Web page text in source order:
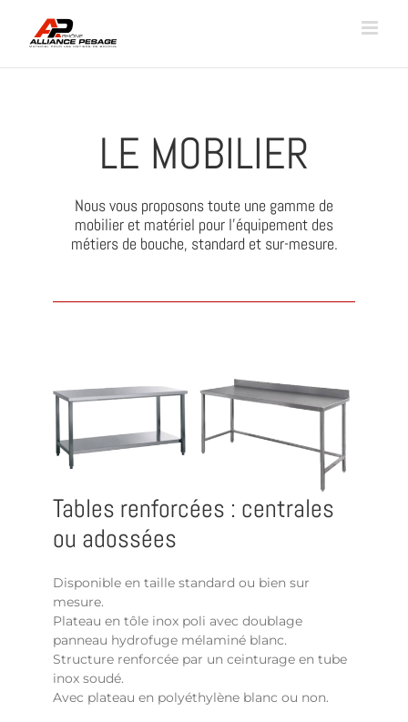
contenu
LE MOBILIER
Nous vous proposons toute une gamme de
mobilier et matériel pour l’équipement des
métiers de bouche, standard et sur-mesure.
Tables renforcées : centrales
ou adossées
Disponible en taille standard ou bien sur
mesure.
Plateau en tôle inox poli avec doublage
panneau hydrofuge mélaminé blanc.
Structure renforcée par un ceinturage en tube
inox soudé.
Avec plateau en polyéthylène blanc ou non.